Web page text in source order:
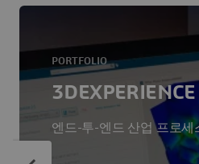
PORTFOLIO
엔드-투-엔드 산업 프로세